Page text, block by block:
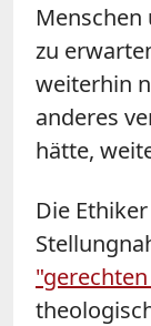
zu
weiterhin
anderes
hätte,
Die